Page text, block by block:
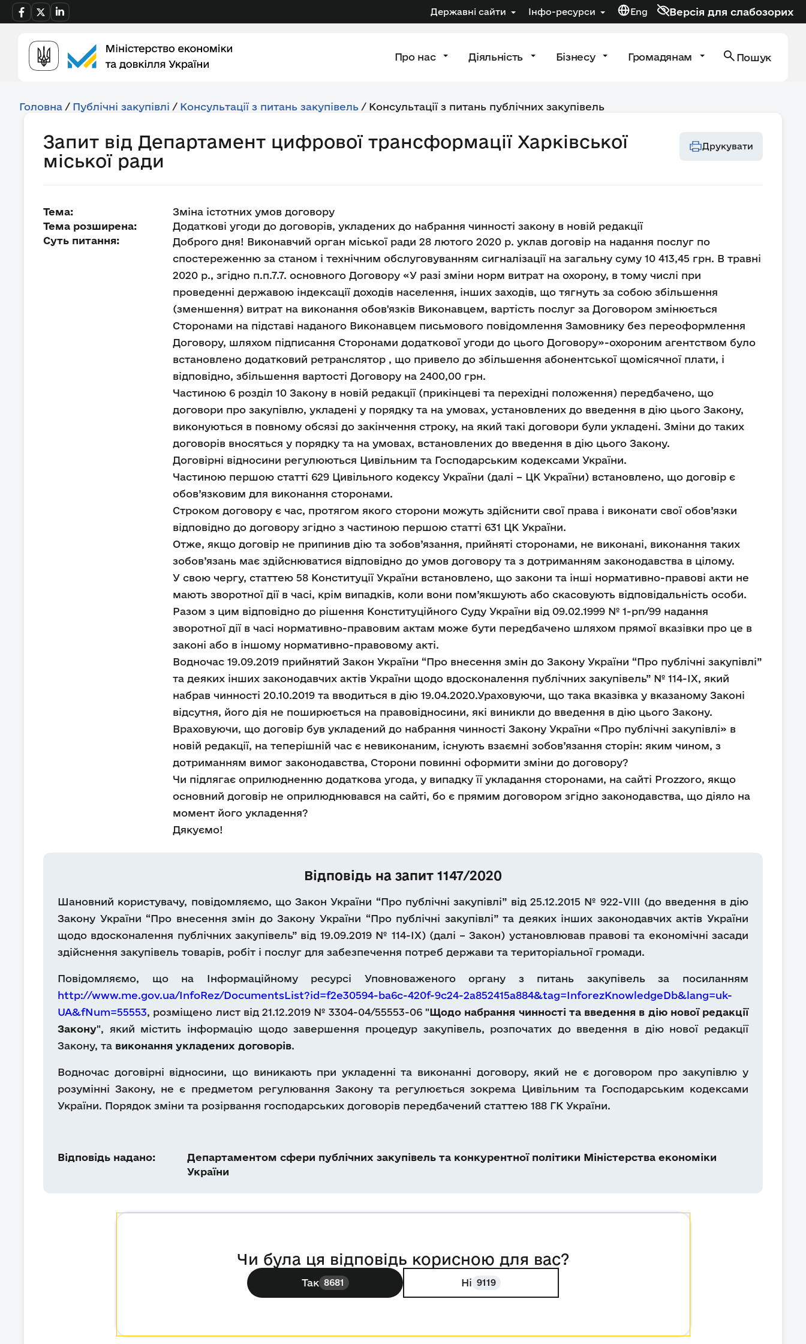
Державні сайти Інфо-ресурси Eng Версія для слабозорих
Про нас Діяльність Бізнесу Громадянам Пошук
Головна / Публічні закупівлі / Консультації з питань закупівель / Консультації з питань публічних закупівель
Запит від Департамент цифрової трансформації Харківської
міської ради
Друкувати
Тема:
Зміна істотних умов договору
Тема розширена:
Додаткові угоди до договорів, укладених до набрання чинності закону в новій редакції
Суть питання:
Доброго дня! Виконавчий орган міської ради 28 лютого 2020 р. уклав договір на надання послуг по
спостереженню за станом і технічним обслуговуванням сигналізації на загальну суму 10 413,45 грн. В травні
2020 р., згідно п.п.7.7. основного Договору «У разі зміни норм витрат на охорону, в тому числі при
проведенні державою індексації доходів населення, інших заходів, що тягнуть за собою збільшення
(зменшення) витрат на виконання обов'язків Виконавцем, вартість послуг за Договором змінюється
Сторонами на підставі наданого Виконавцем письмового повідомлення Замовнику без переоформлення
Договору, шляхом підписання Сторонами додаткової угоди до цього Договору»-охороним агентством було
встановлено додатковий ретранслятор , що привело до збільшення абонентської щомісячної плати, і
відповідно, збільшення вартості Договору на 2400,00 грн.
Частиною 6 розділ 10 Закону в новій редакції (прикінцеві та перехідні положення) передбачено, що
договори про закупівлю, укладені у порядку та на умовах, установлених до введення в дію цього Закону,
виконуються в повному обсязі до закінчення строку, на який такі договори були укладені. Зміни до таких
договорів вносяться у порядку та на умовах, встановлених до введення в дію цього Закону.
Договірні відносини регулюються Цивільним та Господарським кодексами України.
Частиною першою статті 629 Цивільного кодексу України (далі – ЦК України) встановлено, що договір є
обов’язковим для виконання сторонами.
Строком договору є час, протягом якого сторони можуть здійснити свої права і виконати свої обов’язки
відповідно до договору згідно з частиною першою статті 631 ЦК України.
Отже, якщо договір не припинив дію та зобов’язання, прийняті сторонами, не виконані, виконання таких
зобов’язань має здійснюватися відповідно до умов договору та з дотриманням законодавства в цілому.
У свою чергу, статтею 58 Конституції України встановлено, що закони та інші нормативно-правові акти не
мають зворотної дії в часі, крім випадків, коли вони пом’якшують або скасовують відповідальність особи.
Разом з цим відповідно до рішення Конституційного Суду України від 09.02.1999 № 1-рп/99 надання
зворотної дії в часі нормативно-правовим актам може бути передбачено шляхом прямої вказівки про це в
законі або в іншому нормативно-правовому акті.
Водночас 19.09.2019 прийнятий Закон України “Про внесення змін до Закону України “Про публічні закупівлі”
та деяких інших законодавчих актів України щодо вдосконалення публічних закупівель” № 114-ІХ, який
набрав чинності 20.10.2019 та вводиться в дію 19.04.2020.Ураховуючи, що така вказівка у вказаному Законі
відсутня, його дія не поширюється на правовідносини, які виникли до введення в дію цього Закону.
Враховуючи, що договір був укладений до набрання чинності Закону України «Про публічні закупівлі» в
новій редакції, на теперішній час є невиконаним, існують взаємні зобов’язання сторін: яким чином, з
дотриманням вимог законодавства, Сторони повинні оформити зміни до договору?
Чи підлягає оприлюдненню додаткова угода, у випадку її укладання сторонами, на сайті Prozzoro, якщо
основний договір не оприлюднювався на сайті, бо є прямим договором згідно законодавства, що діяло на
момент його укладення?
Дякуємо!
Відповідь на запит 1147/2020
Шановний користувачу, повідомляємо, що Закон України “Про публічні закупівлі” від 25.12.2015 № 922-VIII (до введення в дію
Закону України “Про внесення змін до Закону України “Про публічні закупівлі” та деяких інших законодавчих актів України
щодо вдосконалення публічних закупівель” від 19.09.2019 № 114-ІХ) (далі – Закон) установлював правові та економічні засади
здійснення закупівель товарів, робіт і послуг для забезпечення потреб держави та територіальної громади.
Повідомляємо, що на Інформаційному ресурсі Уповноваженого органу з питань закупівель за посиланням
http://www.me.gov.ua/InfoRez/DocumentsList?id=f2e30594-ba6c-420f-9c24-2a852415a884&tag=InforezKnowledgeDb&lang=uk-
UA&fNum=55553, розміщено лист від 21.12.2019 № 3304-04/55553-06 "Щодо набрання чинності та введення в дію нової редакції
Закону", який містить інформацію щодо завершення процедур закупівель, розпочатих до введення в дію нової редакції
Закону, та виконання укладених договорів.
Водночас договірні відносини, що виникають при укладенні та виконанні договору, який не є договором про закупівлю у
розумінні Закону, не є предметом регулювання Закону та регулюється зокрема Цивільним та Господарським кодексами
України. Порядок зміни та розірвання господарських договорів передбачений статтею 188 ГК України.
Відповідь надано:
Департаментом сфери публічних закупівель та конкурентної політики Міністерства економіки
України
Чи була ця відповідь корисною для вас?
Так 8681 Ні 9119